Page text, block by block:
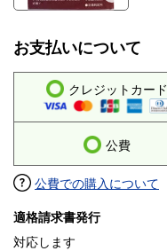
お支払いについて
クレジットカード
公費
公費での購入について
適格請求書発行
対応します